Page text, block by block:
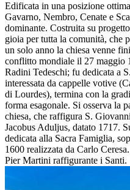
Edificata in una posizione
Gavarno, Nembro, Cenate e
dominante. Costruita su
gioia per tutta la comunità, che
un solo anno la chiesa venne
conflitto mondiale il 27 maggio
Radini Tedeschi; fu dedicata a
interessata da cappelle votive
di Lourdes), termina con la
forma esagonale. Si osserva la
chiesa, che raffigura S.
Jacobus Aduljus, datato 1717.
dedicata alla Sacra Famiglia,
1600 realizzata da Carlo
Pier Martini raffigurante i Santi.